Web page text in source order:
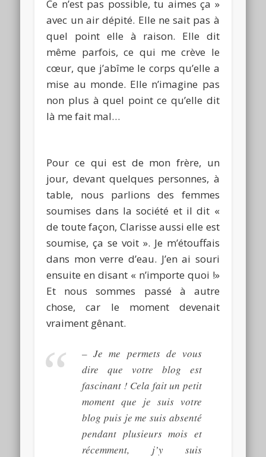
Ce n’est pas possible, tu aimes ça »
avec un air dépité. Elle ne sait pas à
quel point elle à raison. Elle dit
même parfois, ce qui me crève le
cœur, que j’abîme le corps qu’elle a
mise au monde. Elle n’imagine pas
non plus à quel point ce qu’elle dit
là me fait mal…
Pour ce qui est de mon frère, un
jour, devant quelques personnes, à
table, nous parlions des femmes
soumises dans la société et il dit «
de toute façon, Clarisse aussi elle est
soumise, ça se voit ». Je m’étouffais
dans mon verre d’eau. J’en ai souri
ensuite endisant « n’importe quoi !»
Et nous sommes passé à autre
chose, car le moment devenait
vraiment gênant.
– Je me permets de vous
dire que votre blog est
fascinant ! Cela fait un petit
moment que je suis votre
blog puis je me suis absenté
pendant plusieurs mois et
récemment, j’y suis